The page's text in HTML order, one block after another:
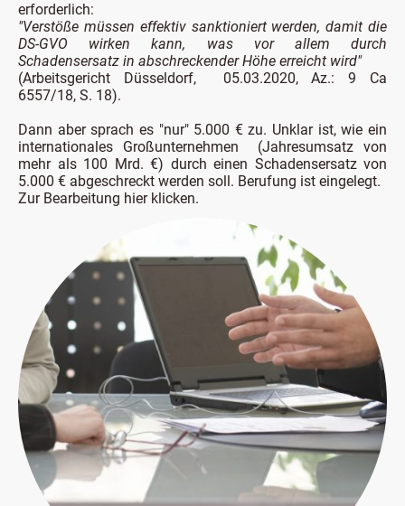
erforderlich:
"Verstöße müssen effektiv sanktioniert werden, damit die
DS-GVO wirken kann, was vor allem durch
Schadensersatz in abschreckender Höhe erreicht wird"
(Arbeitsgericht Düsseldorf, 05.03.2020, Az.: 9 Ca
6557/18, S. 18).
Dann aber sprach es "nur" 5.000 € zu. Unklar ist, wie ein
internationales Großunternehmen (Jahresumsatz von
mehr als 100 Mrd. €) durch einen Schadensersatz von
5.000 € abgeschreckt werden soll. Berufung ist eingelegt.
Zur Bearbeitung hier klicken.